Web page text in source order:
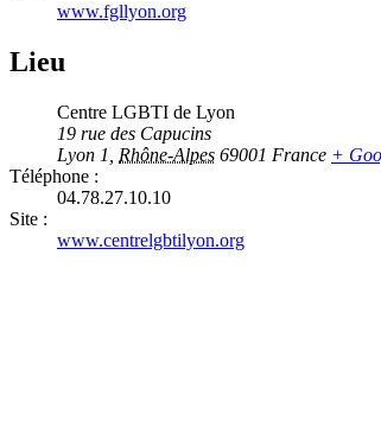
www.fgllyon.org
Lieu
Centre LGBTI de Lyon
19 rue des Capucins
Lyon 1
Rhône-Alpes 69001 France +
Téléphone :
04.78.27.10.10
Site :
www.centrelgbtilyon.org